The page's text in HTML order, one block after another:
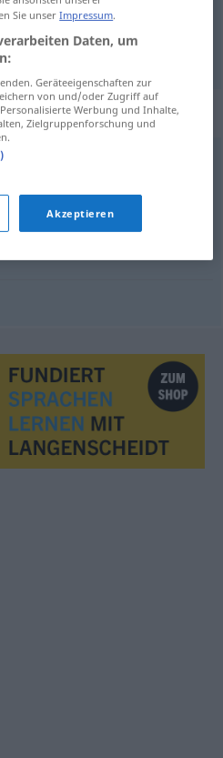
"miterleben"
überstehen
,durchmachen,zustoßen
Sie unserImpressum.
Daten, um
Geräteeigenschaften zur
von und/oder Zugriff auf
Werbung und Inhalte,
Zielgruppenforschung und
Akzeptieren